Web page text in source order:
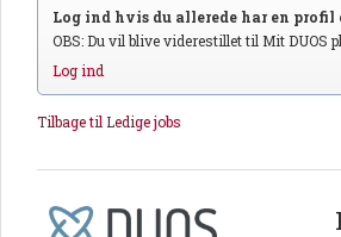
Log ind hvis du allerede har en profil
OBS: Du vil blive viderestillet til Mit DUOS
Log ind
Tilbage til Ledige jobs